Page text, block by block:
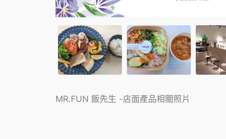
MR.FUN 飯先生 -店面產品相關照片